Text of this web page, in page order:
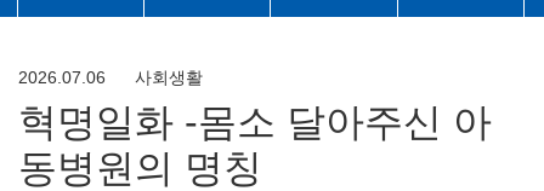
2026.07.06 사회생활
혁명일화 -몸소 달아주신 아
동병원의 명칭